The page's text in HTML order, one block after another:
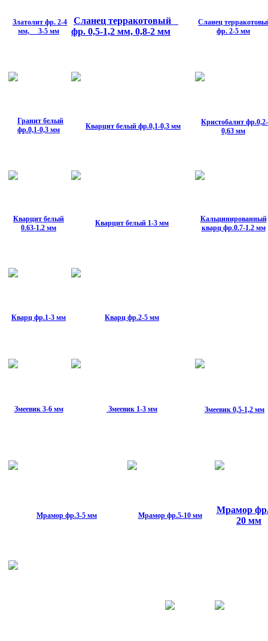
Златолит фр. 2-4
мм, 3-5 мм
Сланец терракотовый
фр. 0,5-1,2 мм, 0,8-2 мм
Сланец
фр. 2-5 мм
Гранит белый
фр.0,1-0,3 мм
Кварцит белый фр.0,1-0,3 мм
Кристобалит фр.0,2-
0,63 мм
Кварцит белый
0.63-1.2 мм
Кварцит белый 1-3 мм
Кальцинированный
кварц фр.0.7-1.2 мм
Кварц фр.1-3 мм Кварц фр.2-5 мм
Змеевик 3-6 мм Змеевик 1-3 мм Змеевик 0,5-1,2 мм
Мрамор фр.3-5 мм Мрамор фр.5-10 мм
Мрамор
20 мм